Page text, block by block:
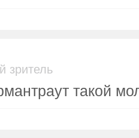
зритель
такой